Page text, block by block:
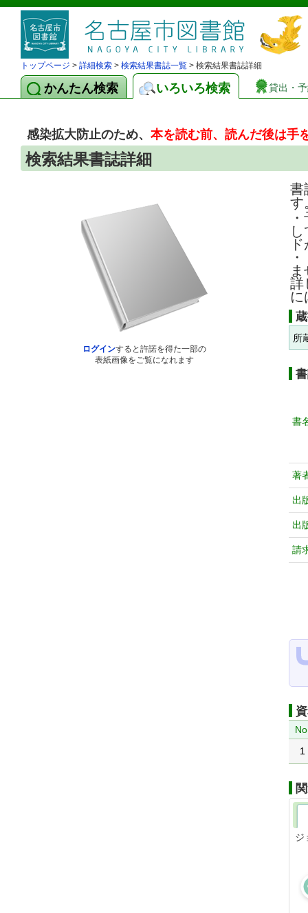
トップページ > 詳細検索 > 検索結果書誌一覧 > 検索結果書誌詳細
かんたん検索 いろいろ検索 貸出・
感染拡大防止のため、本を読む前、読んだ後は手
検索結果書誌詳細
ログインすると許諾を得た一部の
表紙画像をご覧になれます
書
す
詳
に
所
書
著
出
出
請
1
ジ